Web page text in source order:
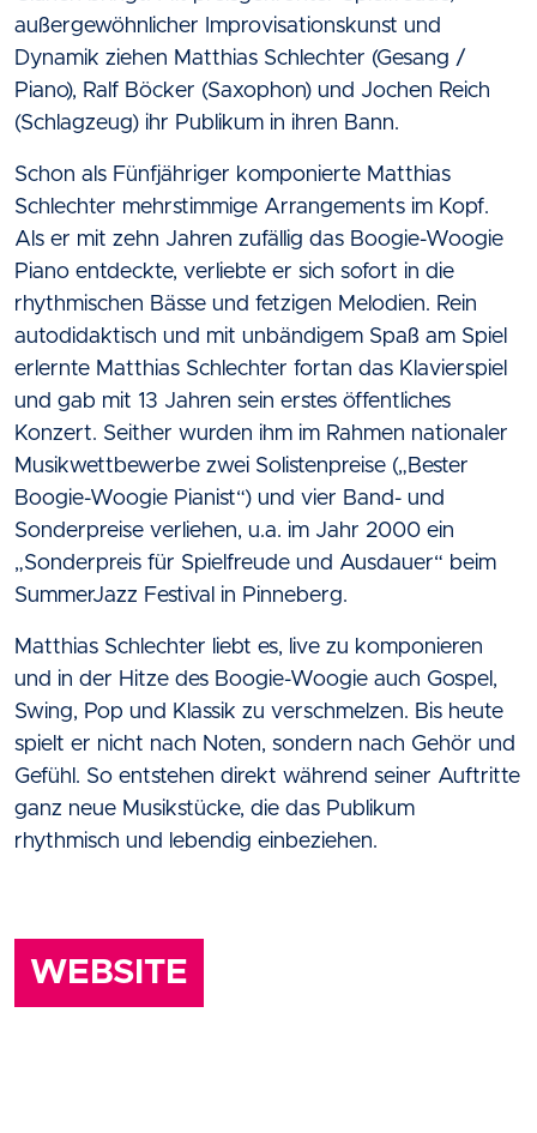
außergewöhnlicher Improvisationskunst und
Dynamik ziehen Matthias Schlechter (Gesang /
Piano), Ralf Böcker (Saxophon) und Jochen Reich
(Schlagzeug) ihr Publikum in ihren Bann.
Schon als Fünfjähriger komponierte Matthias
Schlechter mehrstimmige Arrangements im Kopf.
Als er mit zehn Jahren zufällig das Boogie-Woogie
Piano entdeckte, verliebte er sich sofort in die
rhythmischen Bässe und fetzigen Melodien. Rein
autodidaktisch und mit unbändigem Spaß am Spiel
erlernte Matthias Schlechter fortan das Klavierspiel
und gab mit 13 Jahren sein erstes öffentliches
Konzert. Seither wurden ihm im Rahmen nationaler
Musikwettbewerbe zwei Solistenpreise („Bester
Boogie-Woogie Pianist“) und vier Band- und
Sonderpreise verliehen, u.a. im Jahr 2000 ein
„Sonderpreis für Spielfreude und Ausdauer“ beim
SummerJazz Festival in Pinneberg.
Matthias Schlechter liebt es, live zu komponieren
und in der Hitze des Boogie-Woogie auch Gospel,
Swing, Pop und Klassik zu verschmelzen. Bis heute
spielt er nicht nach Noten, sondern nach Gehör und
Gefühl. So entstehen direkt während seiner Auftritte
ganz neue Musikstücke, die das Publikum
rhythmisch und lebendig einbeziehen.
WEBSITE